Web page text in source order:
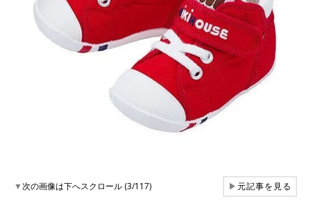
▼次の画像は下へスクロール (3/117) ▶元記事を見る